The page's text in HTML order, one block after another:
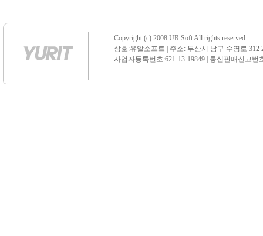
Copyright (c) 2008 UR Soft All rights reserved.
상호:유알소프트 | 주소: 부산시 남구 수영로 312
사업자등록번호:621-13-19849 | 통신판매신고번